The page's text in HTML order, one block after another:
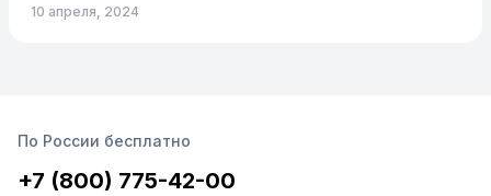
настройка очень простая! Вам не нужно
10 апреля, 2024
По России бесплатно
+7 (800) 775-42-00